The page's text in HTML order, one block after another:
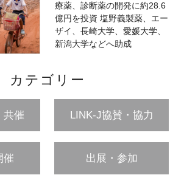
療薬、診断薬の開発に約28.6
億円を投資 塩野義製薬、エー
ザイ、長崎大学、愛媛大学、
新潟大学などへ助成
カテゴリー
共催 LINK-J協賛・協力
催 出展・参加